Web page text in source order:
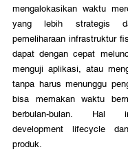
mengalokasikan waktu
yang lebih strategis
pemeliharaan infrastruktur
dapat dengan cepat
menguji aplikasi, atau
tanpa harus menunggu
bisa memakan waktu
berbulan-bulan. Hal
development lifecycle
produk.